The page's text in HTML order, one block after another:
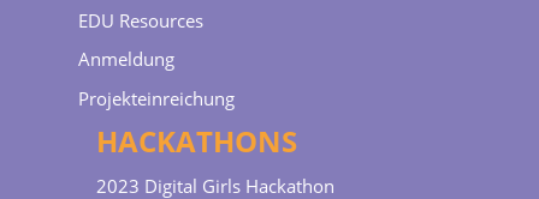
EDU Resources
Anmeldung
Projekteinreichung
HACKATHONS
2023 Digital Girls Hackathon